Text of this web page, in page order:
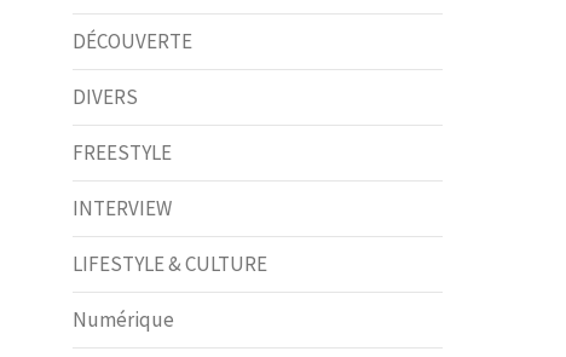
DÉCOUVERTE
DIVERS
FREESTYLE
INTERVIEW
LIFESTYLE & CULTURE
Numérique